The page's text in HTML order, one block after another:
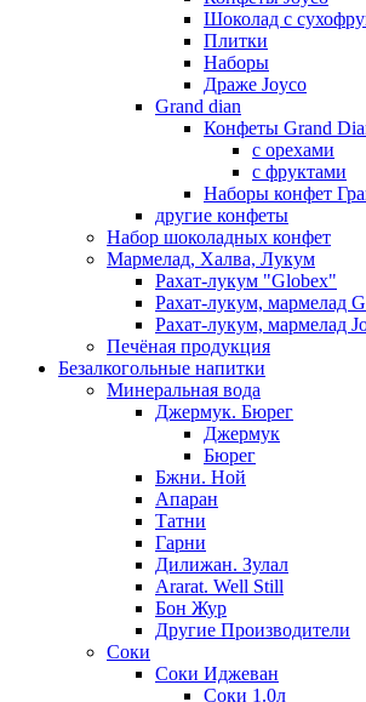
Шоколад с
Плитки
Наборы
Драже Joyco
Grand dian
Конфеты Grand
с орехами
с фруктами
Наборы конфет
другие конфеты
Набор шоколадных конфет
Мармелад, Халва, Лукум
Рахат-лукум "Globex"
Рахат-лукум, мармелад
Рахат-лукум, мармелад
Печёная продукция
Безалкогольные напитки
Минеральная вода
Джермук. Бюрег
Джермук
Бюрег
Бжни. Ной
Апаран
Татни
Гарни
Дилижан. Зулал
Ararat. Well Still
Бон Жур
Другие Производители
Соки
Соки Иджеван
Соки 1.0л